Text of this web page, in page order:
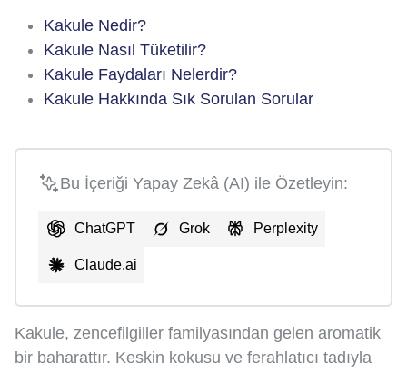
Kakule Nedir?
Kakule Nasıl Tüketilir?
Kakule Faydaları Nelerdir?
Kakule Hakkında Sık Sorulan Sorular
Bu İçeriği Yapay Zekâ (AI) ile Özetleyin:
ChatGPT Grok Perplexity
Claude.ai
Kakule, zencefilgiller familyasından gelen aromatik
bir baharattır. Keskin kokusu ve ferahlatıcı tadıyla